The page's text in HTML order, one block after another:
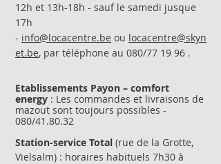
12h et 13h-18h - sauf le samedi jusque
17h
- info@locacentre.be ou locacentre@skyn
et.be, par téléphone au 080/77 19 96 .
Etablissements Payon – comfort
energy : Les commandes et livraisons de
mazout sont toujours possibles -
080/41.80.32
Station-service Total (rue de la Grotte,
Vielsalm) : horaires habituels 7h30 à